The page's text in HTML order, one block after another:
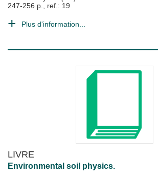
247-256 p., ref.: 19
Plus d'information...
LIVRE
Environmental soil physics.